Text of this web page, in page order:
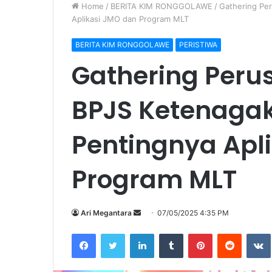
Home / BERITA KIM RONGGOLAWE / Gathering
Aplikasi JMO dan Program MLT
BERITA KIM RONGGOLAWE PERISTIWA
Gathering
BPJS
Pentingnya
Program MLT
Ari Megantara
n
d
07/05/2025 4:35 PM